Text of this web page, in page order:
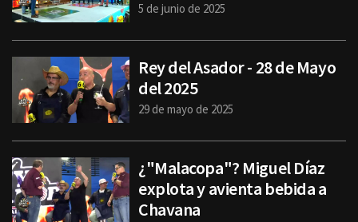
5 de junio de 2025
Rey del Asador - 28 de Mayo
del 2025
29 de mayo de 2025
¿"Malacopa"? Miguel Díaz
explota y avienta bebida a
Chavana